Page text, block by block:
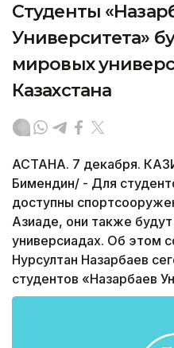
Студенты
Университета»
мировых
Казахстана
АСТАНА. 7 декабря.
Бимендин/ - Для
доступны
Азиаде, они также
универсиадах. Об этом
Нурсултан Назарбаев
студентов «Назарбаев